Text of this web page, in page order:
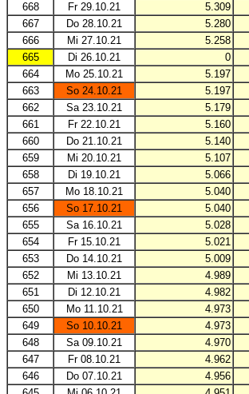
668
Fr 29.10.21 5.309
667
Do 28.10.21 5.280
666
Mi 27.10.21 5.258
665
Di 26.10.21 0
664
Mo 25.10.21 5.197
663
So 24.10.21 5.197
662
Sa 23.10.21 5.179
661
Fr 22.10.21 5.160
660
Do 21.10.21 5.140
659
Mi 20.10.21 5.107
658
Di 19.10.21 5.066
657
Mo 18.10.21 5.040
656
So 17.10.21 5.040
655
Sa 16.10.21 5.028
654
Fr 15.10.21 5.021
653
Do 14.10.21 5.009
652
Mi 13.10.21 4.989
651
Di 12.10.21 4.982
650
Mo 11.10.21 4.973
649
So 10.10.21 4.973
648
Sa 09.10.21 4.970
647
Fr 08.10.21 4.962
646
Do 07.10.21 4.956